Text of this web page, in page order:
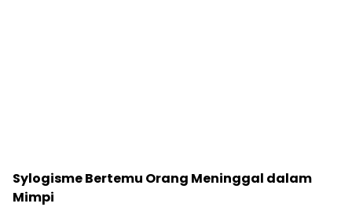
Sylogisme Bertemu Orang Meninggal dalam
Mimpi